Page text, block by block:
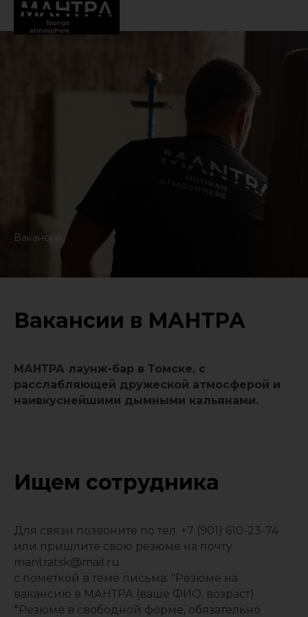
Вакансии
Вакансии в МАНТРА
МАНТРА лаунж-бар в Томске, с
расслабляющей дружеской атмосферой и
наивкуснейшими дымными кальянами.
Ищем сотрудника
Для связи позвоните по тел. +7 (901) 610-23-74
или пришлите свою резюме на почту
mantratsk@mail.ru
с пометкой в теме письма: "Резюме на
вакансию в МАНТРА (ваше ФИО, возраст)
*Резюме в свободной форме, обязательно